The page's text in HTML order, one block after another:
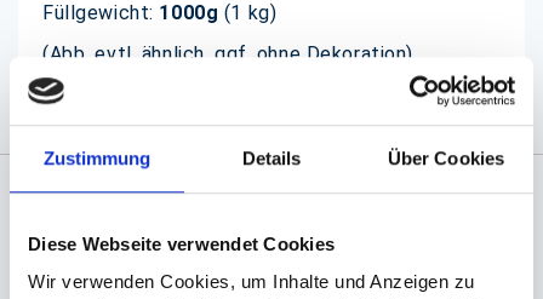
Zustimmung Details Über Cookies
Diese Webseite verwendet Cookies
Wir verwenden Cookies, um Inhalte und Anzeigen zu
Füllgewicht: 1000g (1 kg)
(Abb. evtl. ähnlich, ggf. ohne Dekoration)
Produktsicherheitsverordnung:packpack.de GmbH, Am
Bullhamm 24-26, D-26441 Jever, info@packpack.de